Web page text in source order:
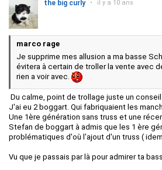
the big curly • il y a 10 ans
marco rage
Je supprime mes allusion a ma basse
évitera à certain de troller la vente avec
rien a voir avec.
Du calme, point de trollage juste un conseil.
J'ai eu 2 boggart. Qui fabriquaient les
Une 1ère génération sans truss et une
Stefan de boggart à admis que les 1 ère
problématiques d'où l'ajout d'un truss (
Vu que je passais par là pour admirer ta